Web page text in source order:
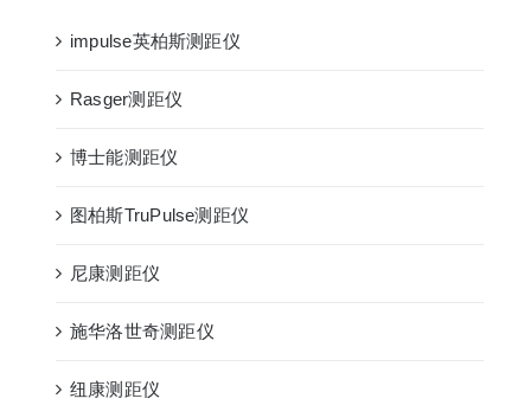
impulse英柏斯测距仪
Rasger测距仪
博士能测距仪
图柏斯TruPulse测距仪
尼康测距仪
施华洛世奇测距仪
纽康测距仪